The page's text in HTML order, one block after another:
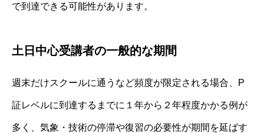
で到達できる可能性があります。
土日中心受講者の一般的な期間
週末だけスクールに通うなど頻度が限定される場合、P
証レベルに到達するまでに１年から２年程度かかる例が
多く、気象・技術の停滞や復習の必要性が期間を延ばす